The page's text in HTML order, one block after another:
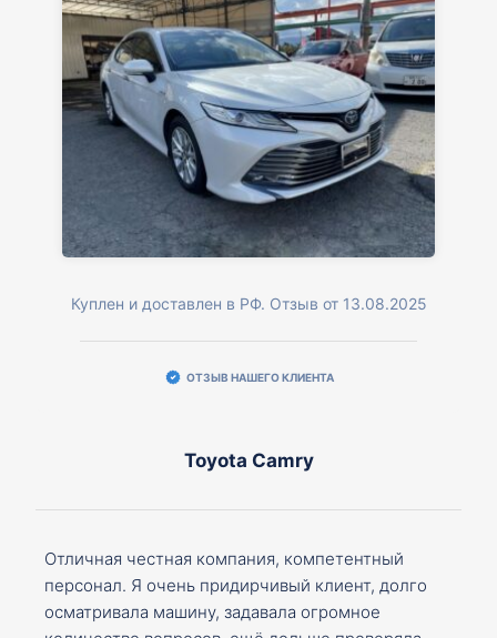
Куплен и доставлен в РФ. Отзыв от 13.08.2025
ОТЗЫВ НАШЕГО КЛИЕНТА
Toyota Camry
Отличная честная компания, компетентный
персонал. Я очень придирчивый клиент, долго
осматривала машину, задавала огромное